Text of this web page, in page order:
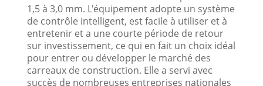
1,5 à 3,0 mm. L'équipement adopte un système
de contrôle intelligent, est facile à utiliser et à
entretenir et a une courte période de retour
sur investissement, ce qui en fait un choix idéal
pour entrer ou développer le marché des
carreaux de construction. Elle a servi avec
succès de nombreuses entreprises nationales